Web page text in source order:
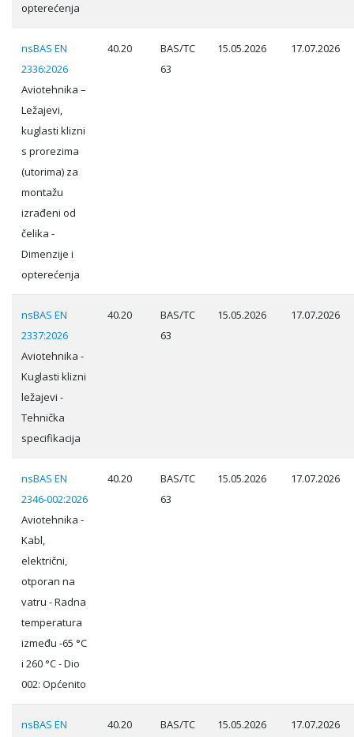
opterećenja
nsBAS EN
2336:2026
Aviotehnika –
Ležajevi,
kuglasti klizni
s prorezima
(utorima) za
montažu
izrađeni od
čelika -
Dimenzije i
opterećenja
40.20
BAS/TC
63
15.05.2026 17.07.2026
nsBAS EN
2337:2026
Aviotehnika -
Kuglasti klizni
ležajevi -
Tehnička
specifikacija
40.20
BAS/TC
63
15.05.2026 17.07.2026
nsBAS EN
2346-002:2026
Aviotehnika -
Kabl,
električni,
otporan na
vatru - Radna
temperatura
između -65 °C
i 260 °C - Dio
002: Općenito
40.20
BAS/TC
63
15.05.2026 17.07.2026
nsBAS EN 40.20 BAS/TC 15.05.2026 17.07.2026